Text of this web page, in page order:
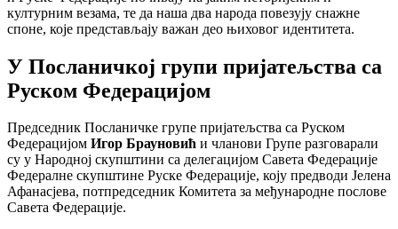
културним везама, те да наша два народа повезују снажне
споне, које представљају важан део њиховог идентитета.
У Посланичкој групи пријатељства са
Руском Федерацијом
Председник Посланичке групе пријатељства са Руском
Федерацијом Игор Брауновић и чланови Групе разговарали
су у Народној скупштини са делегацијом Савета Федерације
Федералне скупштине Руске Федерације, коју предводи Јелена
Афанасјева, потпредседник Комитета за међународне послове
Савета Федерације.